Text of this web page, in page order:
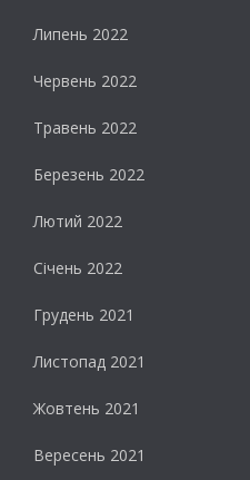
Липень 2022
Червень 2022
Травень 2022
Березень 2022
Лютий 2022
Січень 2022
Грудень 2021
Листопад 2021
Жовтень 2021
Вересень 2021